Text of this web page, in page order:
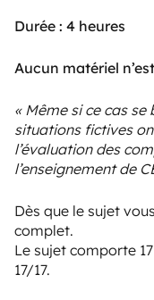
Durée : 4 heures
Aucun matériel
« Même si ce cas
situations fictives
l’évaluation des
l’enseignement de
Dès que le sujet
complet.
Le sujet comporte
17/17.